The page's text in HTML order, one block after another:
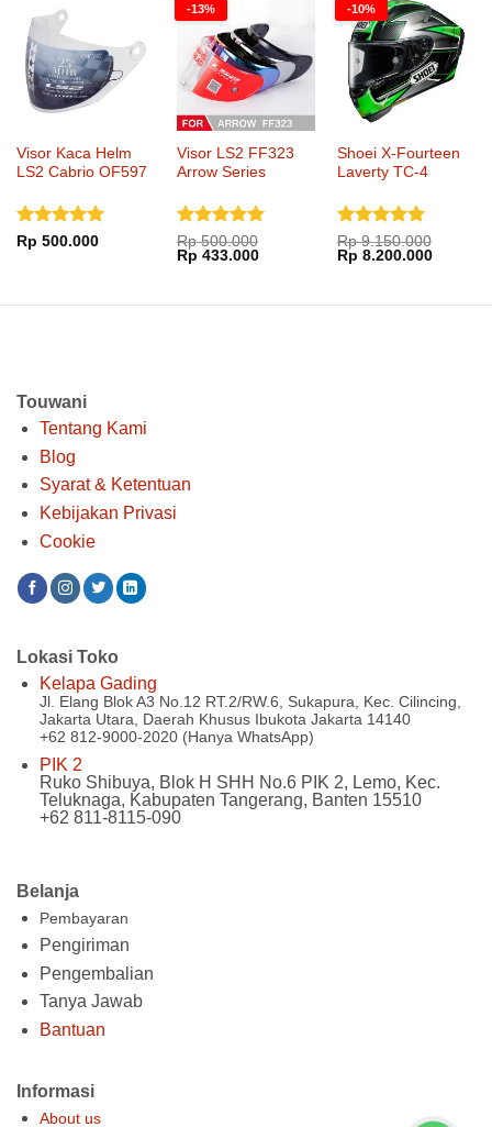
Rp 3.810.000.
Visor Kaca Helm
LS2 Cabrio OF597
Dinilai 5
Rp 500.000
-13%
Visor LS2 FF323
Arrow Series
Dinilai5
dari 5
Rp500.000
Harga
aslinya
Rp 433.000Harga
Rp 433.000.
-10%
Shoei X-Fourteen
Laverty TC-4
Dinilai5
dari 5
Rp9.150.000
Harga
aslinya
Rp 8.200.000Harga
Rp
Touwani
Tentang Kami
Blog
Syarat & Ketentuan
Kebijakan Privasi
Cookie
Belanja
Pembayaran
Pengiriman
Pengembalian
Tanya Jawab
Bantuan
Informasi
About us
Lokasi Toko
Kelapa Gading
Jl. Elang Blok A3 No.12 RT.2/RW.6, Sukapura, Kec. Cilincing,
Jakarta Utara, Daerah Khusus Ibukota Jakarta 14140
+62 812-9000-2020 (Hanya WhatsApp)
PIK 2
Ruko Shibuya, Blok H SHH No.6 PIK 2, Lemo, Kec.
Teluknaga, Kabupaten Tangerang, Banten 15510
+62 811-8115-090